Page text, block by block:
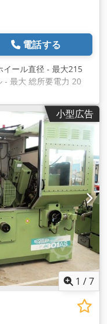
電話する
イール直径 - 最大215
- 最大 総所要電力 20
ル及びハイポイドベ
HG 200 製造年 1997
最大外径 Ø 215 mm
歯数範囲 5 - 200 最大
51-190 mm 回転数
Y軸（垂直） 178 mm
機械中心から工作物
sec ワーク速度 0-30
インチ 総駆動 約 20
属品 / 特別装備 -
スクリーンおよび直接入
ラメーターの自動計算 -
等を備えた大型で洗練
ッシング制御による研
程後の形状と直径の
加工として行われま
ます。これらの これら
サブル」酸化アルミニ
る。(コストの問
小型広告
1 /7